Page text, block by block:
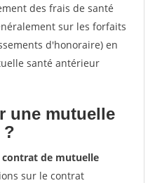
des frais de santé
sur les forfaits
d'honoraire) en
santé antérieur
une mutuelle
?
contrat de mutuelle
sur le contrat